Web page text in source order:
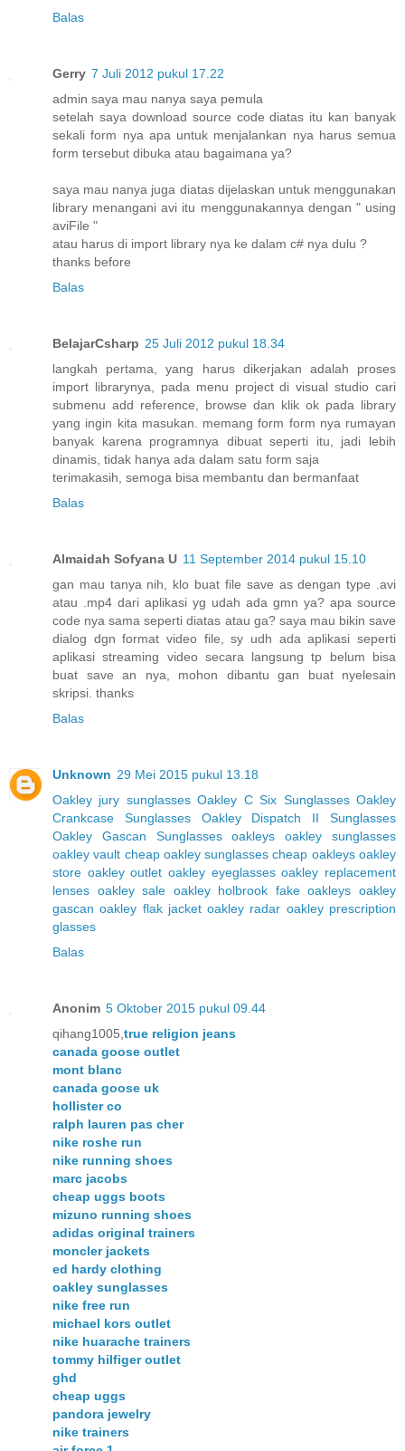
Balas
Gerry 7 Juli 2012 pukul 17.22
admin saya mau nanya saya pemula
setelah saya download source code diatas itu kan banyak
sekali form nya apa untuk menjalankan nya harus semua
form tersebut dibuka atau bagaimana ya?
saya mau nanya juga diatas dijelaskan untuk menggunakan
library menangani avi itu menggunakannya dengan " using
aviFile "
atau harus di import library nya ke dalam c# nya dulu ?
thanks before
Balas
BelajarCsharp 25 Juli 2012 pukul 18.34
langkah pertama, yang harus dikerjakan adalah proses
import librarynya, pada menu project di visual studio cari
submenu add reference, browse dan klik ok pada library
yang ingin kita masukan. memang form form nya rumayan
banyak karena programnya dibuat seperti itu, jadi lebih
dinamis, tidak hanya ada dalam satu form saja
terimakasih, semoga bisa membantu dan bermanfaat
Balas
Almaidah Sofyana U 11 September 2014 pukul 15.10
gan mau tanya nih, klo buat file save as dengan type .avi
atau .mp4 dari aplikasi yg udah ada gmn ya? apa source
code nya sama seperti diatas atau ga? saya mau bikin save
dialog dgn format video file, sy udh ada aplikasi seperti
aplikasi streaming video secara langsung tp belum bisa
buat save an nya, mohon dibantu gan buat nyelesain
skripsi. thanks
Balas
Unknown 29 Mei 2015 pukul 13.18
Oakley jury sunglasses Oakley C Six Sunglasses Oakley
Crankcase Sunglasses
Oakley Dispatch II Sunglasses
Oakley Gascan Sunglasses
oakleys
oakley sunglasses
oakley vault cheap oakley sunglasses cheap oakleys oakley
store oakley outlet oakley eyeglasses oakley replacement
lenses oakley sale oakley holbrook fake oakleys oakley
gascan oakley flak jacket oakley radar oakley prescription
glasses
Balas
Anonim 5 Oktober 2015 pukul 09.44
qihang1005, true religion jeans
canada goose outlet
mont blanc
canada goose uk
hollister co
ralph lauren pas cher
nike roshe run
nike running shoes
marc jacobs
cheap uggs boots
mizuno running shoes
adidas original trainers
moncler jackets
ed hardy clothing
oakley sunglasses
nike free run
michael kors outlet
nike huarache trainers
tommy hilfiger outlet
ghd
cheap uggs
pandora jewelry
nike trainers